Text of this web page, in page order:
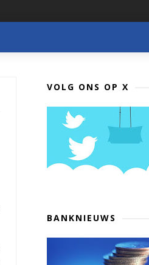
VOLG ONS OP X
BANKNIEUWS